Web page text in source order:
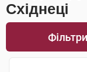
Східнеці
Фільтри